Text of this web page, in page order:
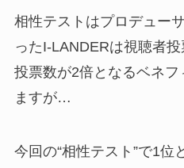
相性テストはプロデュー
ったI-LANDERは視聴者投
投票数が2倍となるベネフ
ますが…
今回の“相性テスト”で1位